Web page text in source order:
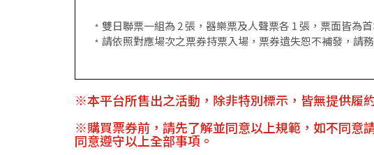
﹡雙日聯票一組為 2 張，器樂票及人聲票各 1 張，票面皆為
﹡請依照對應場次之票券持票入場，票券遺失恕不補發，請
※本平台所售出之活動，除非特別標示，皆無提供履
※購買票券前，請先了解並同意以上規範，如不同意
同意遵守以上全部事項。